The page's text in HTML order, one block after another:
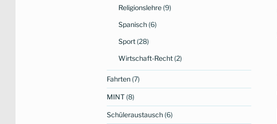
Religionslehre (9)
Spanisch (6)
Sport (28)
Wirtschaft-Recht (2)
Fahrten (7)
MINT (8)
Schüleraustausch (6)